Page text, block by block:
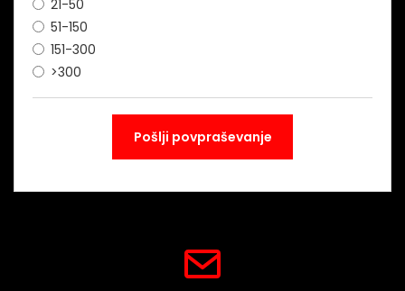
21-50
51-150
151-300
>300